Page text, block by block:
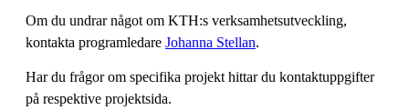
Om du undrar något om KTH:s verksamhetsutveckling,
kontakta programledare Johanna Stellan.
Har du frågor om specifika projekt hittar du kontaktuppgifter
på respektive projektsida.